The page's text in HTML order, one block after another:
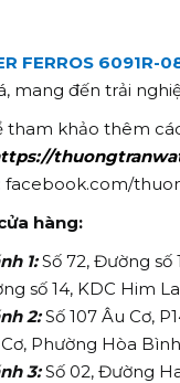
FERROS 6091R-
mang đến trải
tham khảo thêm
facebook.com/
hàng:
1:Số 72, Đường số
số 14, KDC Him
2:Số 107 Âu Cơ,
Cơ, Phường Hòa
3:Số 02, Đường